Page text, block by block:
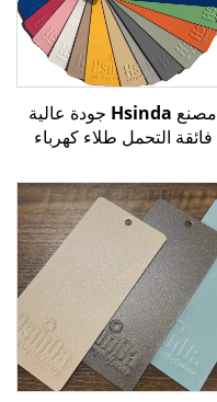
مصنع Hsinda جودة عالية
فائقة التحمل طلاء كهرباء
مسحوق بخاخ متوفر في
المخزن